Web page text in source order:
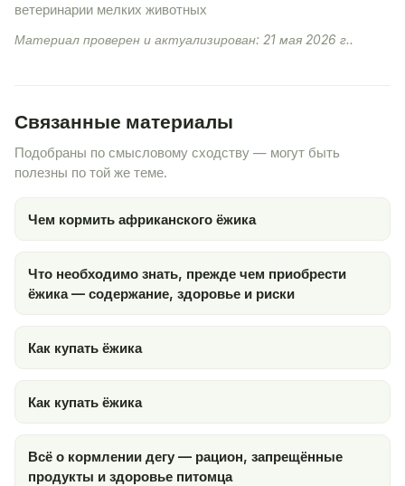
ветеринарии мелких животных
Материал проверен и актуализирован: 21 мая 2026 г..
Связанные материалы
Подобраны по смысловому сходству — могут быть
полезны по той же теме.
Чем кормить африканского ёжика
Что необходимо знать, прежде чем приобрести
ёжика — содержание, здоровье и риски
Как купать ёжика
Как купать ёжика
Всё о кормлении дегу — рацион, запрещённые
продукты и здоровье питомца